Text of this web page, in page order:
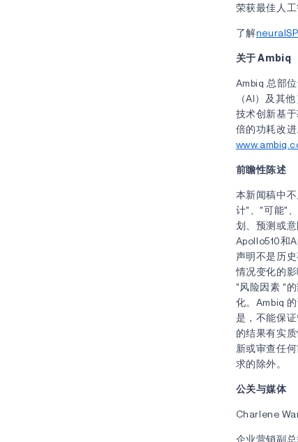
荣获最佳人
了解
关于 Ambiq
Ambiq 总部
（AI）及其
技术创新基
倍的功耗改
前瞻性陈述
本新闻稿中
计"、"可能"
划、预测或
Apollo510和
声明不是历
情况变化的
"风险因素 "
化。Ambiq
是，不能保
的结果有实
新或审查任
求的除外。
公关与媒体
Charlene
企业营销副